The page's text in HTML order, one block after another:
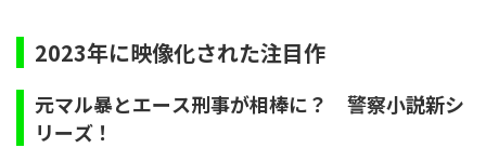
2023年に映像化された注目作
元マル暴とエース刑事が相棒に？ 警察小説新シ
リーズ！